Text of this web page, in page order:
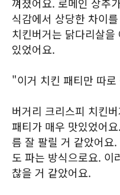
식감에서 상당한 차이
치킨버거는 닭다리살
있었어요.
"이거 치킨 패티만 따
버거리 크리스피 치킨
패티가 매우 맛있었어
름 잘 팔릴 거 같았어요
도 파는 방식으로요. 이
찮을 거 같았어요.